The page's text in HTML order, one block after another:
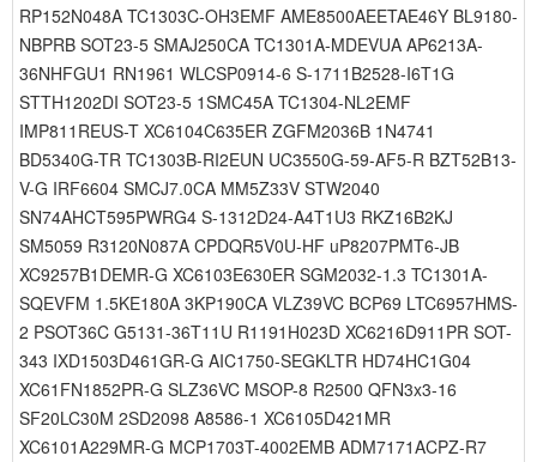
RP152N048A TC1303C-OH3EMF AME8500AEETAE46Y BL9180-
NBPRB SOT23-5 SMAJ250CA TC1301A-MDEVUA AP6213A-
36NHFGU1 RN1961 WLCSP0914-6 S-1711B2528-I6T1G
STTH1202DI SOT23-5 1SMC45A TC1304-NL2EMF
IMP811REUS-T XC6104C635ER ZGFM2036B 1N4741
BD5340G-TR TC1303B-RI2EUN UC3550G-59-AF5-R BZT52B13-
V-G IRF6604 SMCJ7.0CA MM5Z33V STW2040
SN74AHCT595PWRG4 S-1312D24-A4T1U3 RKZ16B2KJ
SM5059 R3120N087A CPDQR5V0U-HF uP8207PMT6-JB
XC9257B1DEMR-G XC6103E630ER SGM2032-1.3 TC1301A-
SQEVFM 1.5KE180A 3KP190CA VLZ39VC BCP69 LTC6957HMS-
2 PSOT36C G5131-36T11U R1191H023D XC6216D911PR SOT-
343 IXD1503D461GR-G AIC1750-SEGKLTR HD74HC1G04
XC61FN1852PR-G SLZ36VC MSOP-8 R2500 QFN3x3-16
SF20LC30M 2SD2098 A8586-1 XC6105D421MR
XC6101A229MR-G MCP1703T-4002EMB ADM7171ACPZ-R7